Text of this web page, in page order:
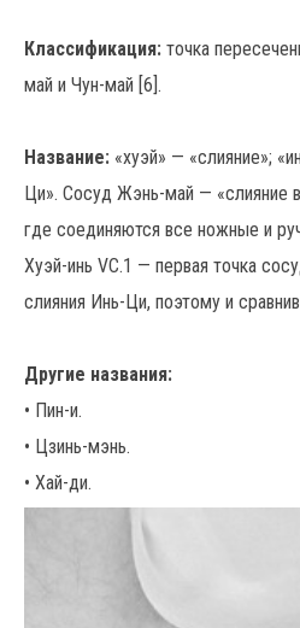
Классификация: точка
май и Чун-май [6].
Название: «хуэй» — «слияние»;
Ци». Сосуд Жэнь-май — «слияние
где соединяются все ножные и
Хуэй-инь VC.1 — первая точка
слияния Инь-Ци, поэтому и
Другие названия:
• Пин-и.
• Цзинь-мэнь.
• Хай-ди.